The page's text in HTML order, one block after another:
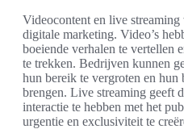
Videocontent en live
digitale marketing. Video’s
boeiende verhalen te vertellen
te trekken. Bedrijven kunnen
hun bereik te vergroten en hun
brengen. Live streaming geeft
interactie te hebben met het
urgentie en exclusiviteit te